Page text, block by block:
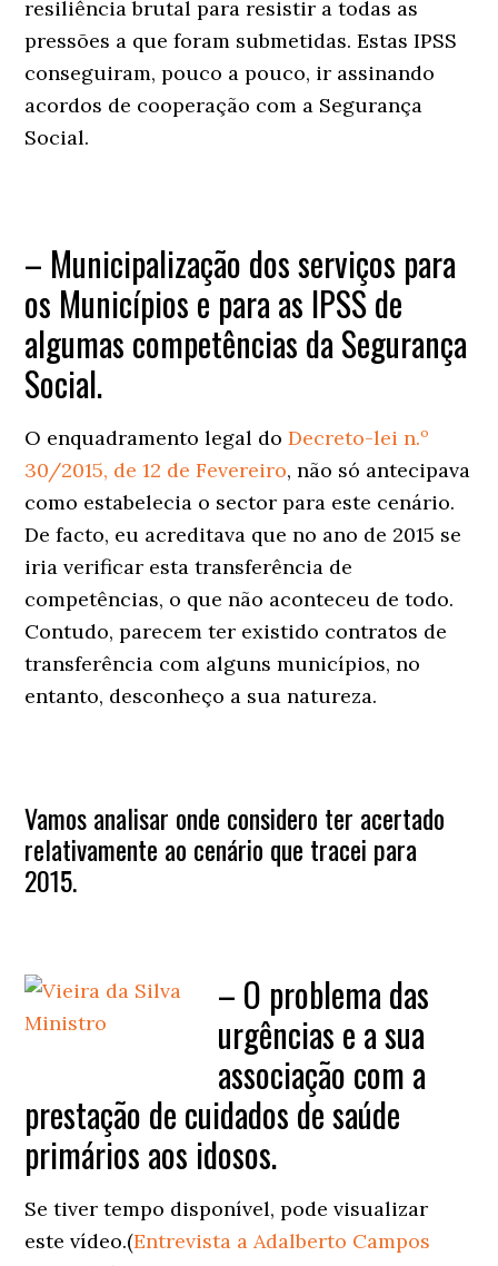
resiliência brutal para resistir a todas as
pressões a que foram submetidas. Estas IPSS
conseguiram, pouco a pouco, ir assinando
acordos de cooperação com a Segurança
Social.
– Municipalização dos serviços para
os Municípios e para as IPSS de
algumas competências da Segurança
Social.
O enquadramento legal doDecreto-lei n.º
30/2015, de 12 de Fevereiro, não só antecipava
como estabelecia o sector para este cenário.
De facto, eu acreditava que no ano de 2015 se
iria verificar esta transferência de
competências, o que não aconteceu de todo.
Contudo, parecem ter existido contratos de
transferência com alguns municípios, no
entanto, desconheço a sua natureza.
Vamos analisar onde considero ter acertado
relativamente ao cenário que tracei para
2015.
– O problema das
urgências e a sua
associação com a
prestação de cuidados de saúde
primários aos idosos.
Se tiver tempo disponível, pode visualizar
este vídeo.(Entrevista a Adalberto Campos